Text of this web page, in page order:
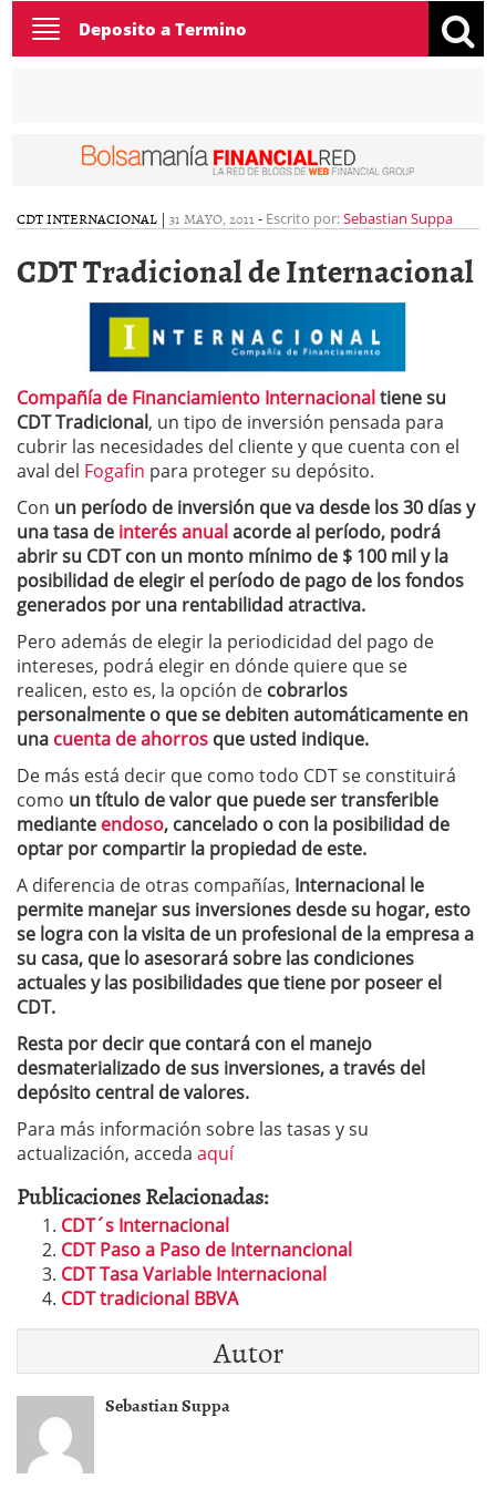
Toggle
navigation
Deposito a Termino
CDT INTERNACIONAL | 31 MAYO, 2011 - Escrito por:Sebastian Suppa
CDT Tradicional de Internacional
Compañía de Financiamiento Internacionaltiene su
CDT Tradicional, un tipo de inversión pensada para
cubrir las necesidades del cliente y que cuenta con el
aval del Fogafin para proteger su depósito.
Con un período de inversión que va desde los 30 días y
una tasa de interés anualacorde al período, podrá
abrir su CDT con un monto mínimo de $ 100 mil y la
posibilidad de elegir el período de pago de los fondos
generados por una rentabilidad atractiva.
Pero además de elegir la periodicidad del pago de
intereses, podrá elegir en dónde quiere que se
realicen, esto es, la opción de cobrarlos
personalmente o que se debiten automáticamente en
una cuenta de ahorros que usted indique.
De más está decir que como todo CDT se constituirá
como un título de valor que puede ser transferible
mediante endoso, cancelado o con la posibilidad de
optar por compartir la propiedad de este.
A diferencia de otras compañías, Internacional le
permite manejar sus inversiones desde su hogar, esto
se logra con la visita de un profesional de la empresa a
su casa, que lo asesorará sobre las condiciones
actuales y las posibilidades que tiene por poseer el
CDT.
Resta por decir que contará con el manejo
desmaterializado de sus inversiones, a través del
depósito central de valores.
Para más información sobre las tasas y su
actualización, acceda aquí
Publicaciones Relacionadas:
CDT´s Internacional
CDT Paso a Paso de Internancional
CDT Tasa Variable Internacional
CDT tradicional BBVA
Autor
Sebastian Suppa